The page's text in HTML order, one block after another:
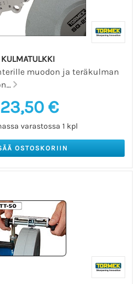
muodon ja teräkulman
23,50 €
varastossa 1 kpl